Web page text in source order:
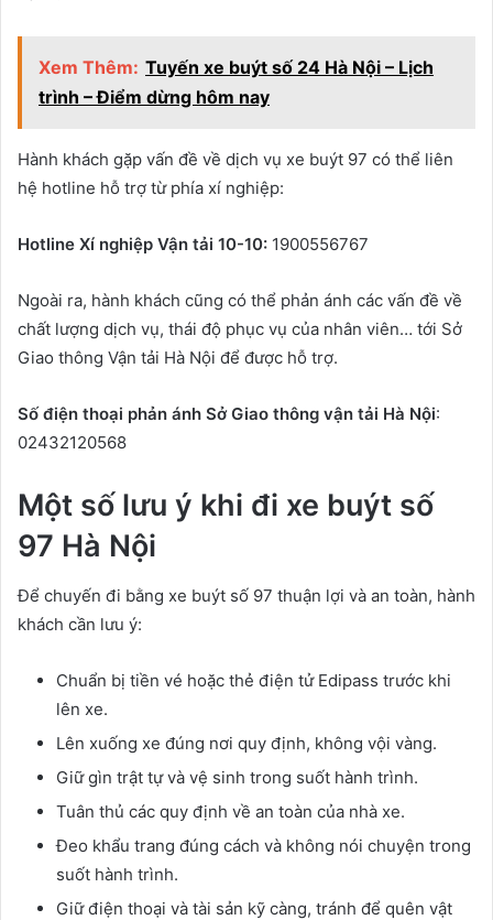
Xem Thêm: Tuyến xe buýt số 24 Hà Nội – Lịch
trình – Điểm dừng hôm nay
Hành khách gặp vấn đề về dịch vụ xe buýt 97 có thể liên
hệ hotline hỗ trợ từ phía xí nghiệp:
Hotline Xí nghiệp Vận tải 10-10: 1900556767
Ngoài ra, hành khách cũng có thể phản ánh các vấn đề về
chất lượng dịch vụ, thái độ phục vụ của nhân viên… tới Sở
Giao thông Vận tải Hà Nội để được hỗ trợ.
Số điện thoại phản ánh Sở Giao thông vận tải Hà Nội:
02432120568
Một số lưu ý khi đi xe buýt số
97 Hà Nội
Để chuyến đi bằng xe buýt số 97 thuận lợi và an toàn, hành
khách cần lưu ý:
Chuẩn bị tiền vé hoặc thẻ điện tử Edipass trước khi
lên xe.
Lên xuống xe đúng nơi quy định, không vội vàng.
Giữ gìn trật tự và vệ sinh trong suốt hành trình.
Tuân thủ các quy định về an toàn của nhà xe.
Đeo khẩu trang đúng cách và không nói chuyện trong
suốt hành trình.
Giữ điện thoại và tài sản kỹ càng, tránh để quên vật